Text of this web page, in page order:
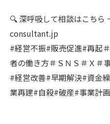
🔍 深呼吸して相談はこち
consultant.jp
#経営不振#販売促進#再起
者の働き方＃ＳＮＳ＃Ｘ＃
#経営改善#早期解決#資金
業再建#自殺#破産#事業計画